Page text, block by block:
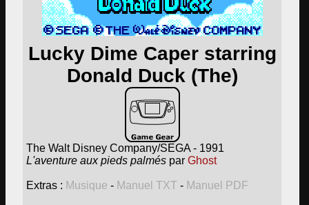
Lucky Dime Caper starring
Donald Duck (The)
The Walt Disney Company/SEGA - 1991
L'aventure aux pieds palmés parGhost
Extras : Musique - Manuel TXT - Manuel PDF